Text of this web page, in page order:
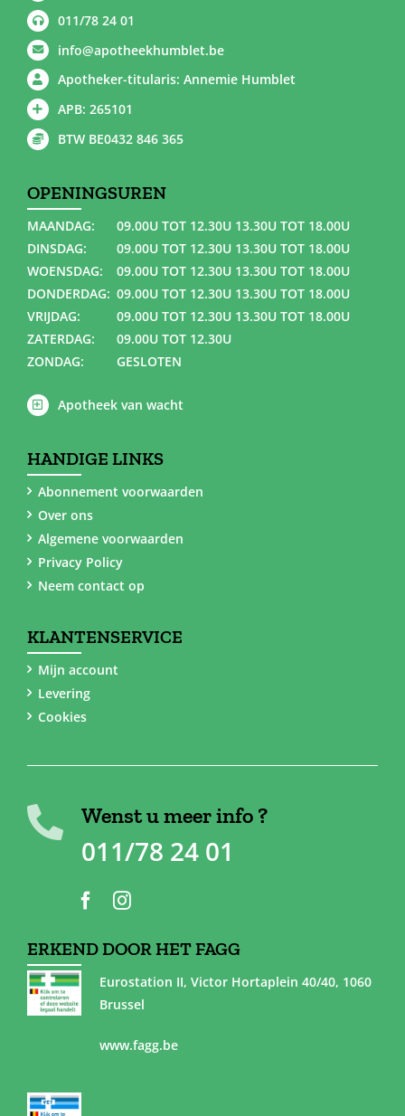
011/78 24 01
info@apotheekhumblet.be
Apotheker-titularis: Annemie Humblet
APB: 265101
BTW BE0432 846 365
OPENINGSUREN
MAANDAG:
09.00U TOT 12.30U 13.30U TOT 18.00U
DINSDAG:
09.00U TOT 12.30U 13.30U TOT 18.00U
WOENSDAG:
09.00U TOT 12.30U 13.30U TOT 18.00U
DONDERDAG: 09.00U TOT 12.30U 13.30U TOT 18.00U
VRIJDAG:
09.00U TOT 12.30U 13.30U TOT 18.00U
ZATERDAG:
09.00U TOT 12.30U
ZONDAG:
GESLOTEN
Apotheek van wacht
HANDIGE LINKS
Abonnement voorwaarden
Over ons
Algemene voorwaarden
Privacy Policy
Neem contact op
KLANTENSERVICE
Mijn account
Levering
Cookies
Wenst u meer info ?
011/78 24 01
ERKEND DOOR HET FAGG
Eurostation II, Victor Hortaplein 40/40, 1060
Brussel
www.fagg.be